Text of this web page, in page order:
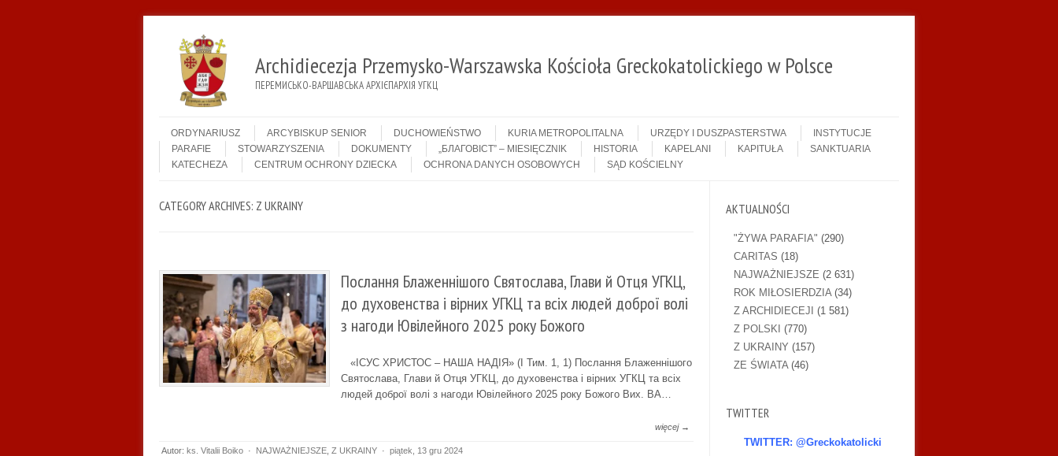
Archidiecezja Przemysko-Warszawska Kościoła Greckokatolickiego w Polsce
ПЕРЕМИСЬКО-ВАРШАВСЬКА АРХІЄПАРХІЯ УГКЦ
Menu
ORDYNARIUSZ
ARCYBISKUP SENIOR DUCHOWIEŃSTWO KURIA METROPOLITALNA URZĘDY I DUSZPASTERSTWA
INSTYTUCJE
PARAFIE
STOWARZYSZENIA DOKUMENTY „БЛАГОВІСТ” – MIESIĘCZNIK HISTORIA KAPELANI KAPITUŁA
SANKTUARIA
KATECHEZA
CENTRUM OCHRONY DZIECKA OCHRONA DANYCH OSOBOWYCH SĄD KOŚCIELNY
CATEGORY ARCHIVES: Z UKRAINY
Послання Блаженнішого Святослава, Глави й Отця УГКЦ,
до духовенства і вірних УГКЦ та всіх людей доброї волі
з нагоди Ювілейного 2025 року Божого
«ІСУС ХРИСТОС – НАША НАДІЯ» (І Тим. 1, 1) Послання Блаженнішого
Святослава, Глави й Отця УГКЦ, до духовенства і вірних УГКЦ та всіх
людей доброї волі з нагоди Ювілейного 2025 року Божого Вих. ВА…
więcej →
Autor: ks. Vitalii Boiko · NAJWAŻNIEJSZE Z UKRAINY · piątek, 13 gru 2024
AKTUALNOŚCI
"ŻYWA PARAFIA" (290)
CARITAS (18)
NAJWAŻNIEJSZE (2 631)
ROK MIŁOSIERDZIA(34)
Z ARCHIDIECEJI (1 581)
Z POLSKI (770)
Z UKRAINY (157)
ZE ŚWIATA(46)
TWITTER
TWITTER: @Greckokatolicki